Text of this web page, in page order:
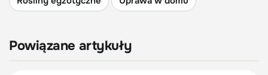
Powiązane artykuły